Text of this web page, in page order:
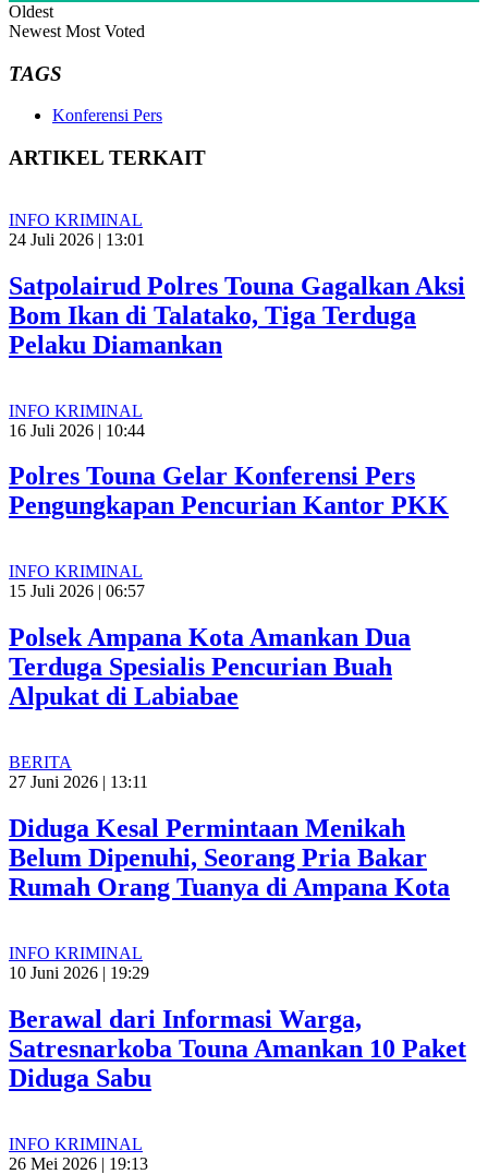
Oldest
Newest Most Voted
TAGS
Konferensi Pers
ARTIKEL TERKAIT
INFO KRIMINAL
24 Juli 2026 | 13:01
Satpolairud Polres Touna Gagalkan Aksi
Bom Ikan di Talatako, Tiga Terduga
Pelaku Diamankan
INFO KRIMINAL
16 Juli 2026 | 10:44
Polres Touna Gelar Konferensi Pers
Pengungkapan Pencurian Kantor PKK
INFO KRIMINAL
15 Juli 2026 | 06:57
Polsek Ampana Kota Amankan Dua
Terduga Spesialis Pencurian Buah
Alpukat di Labiabae
BERITA
27 Juni 2026 | 13:11
Diduga Kesal Permintaan Menikah
Belum Dipenuhi, Seorang Pria Bakar
Rumah Orang Tuanya di Ampana Kota
INFO KRIMINAL
10 Juni 2026 | 19:29
Berawal dari Informasi Warga,
Satresnarkoba Touna Amankan 10 Paket
Diduga Sabu
INFO KRIMINAL
26 Mei 2026 | 19:13